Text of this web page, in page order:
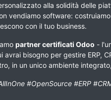
alla solidità delle
vendiamo software:
con il tuo business.
partner certificati Odoo -
avrai bisogno per gestire ERP,
in un unico ambiente
#OpenSource #ERP